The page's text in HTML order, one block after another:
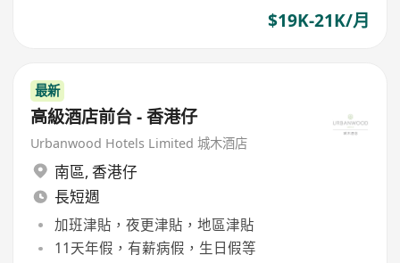
$19K-21K/月
最新
高級酒店前台 - 香港仔
Urbanwood Hotels Limited 城木酒店
南區, 香港仔
長短週
加班津貼，夜更津貼，地區津貼
11天年假，有薪病假，生日假等